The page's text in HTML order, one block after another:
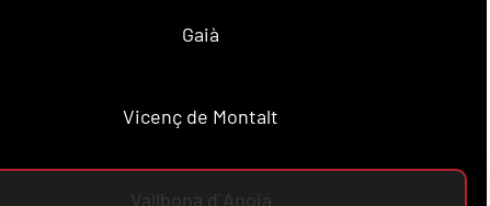
Gaià
Vicenç de Montalt
Vallbona d´Anoia